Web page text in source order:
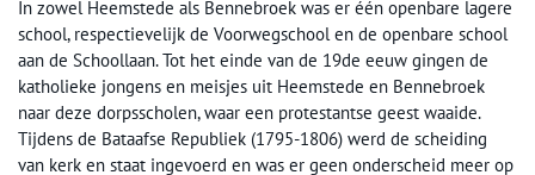
In zowel Heemstede als Bennebroek was er één openbare lagere
school, respectievelijk de Voorwegschool en de openbare school
aan de Schoollaan. Tot het einde van de 19de eeuw gingen de
katholieke jongens en meisjes uit Heemstede en Bennebroek
naar deze dorpsscholen, waar een protestantse geest waaide.
Tijdens de Bataafse Republiek (1795-1806) werd de scheiding
van kerk en staat ingevoerd en was er geen onderscheid meer op